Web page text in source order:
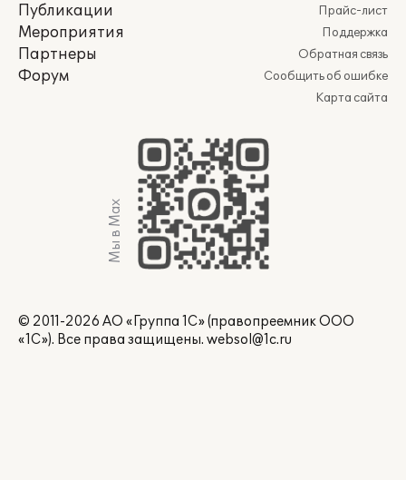
Публикации
Мероприятия
Партнеры
Форум
Прайс-лист
Поддержка
Обратная связь
Сообщить об ошибке
Карта сайта
Мы в Max
© 2011-2026 АО «Группа 1С» (правопреемник ООО
«1С»). Все права защищены. websol@1c.ru